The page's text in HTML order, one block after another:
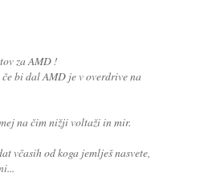
za AMD !
bi dal AMD je v overdrive na
na čim nižji voltaži in mir.
včasih od koga jemlješ nasvete,